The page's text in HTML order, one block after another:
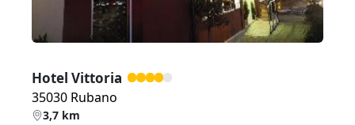
Hotel Vittoria
35030 Rubano
3,7 km